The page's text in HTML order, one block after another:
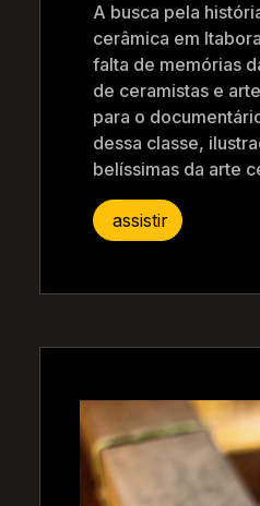
A busca pela
cerâmica em
falta de memórias
de ceramistas e
para o
dessa classe,
belíssimas da arte
assistir